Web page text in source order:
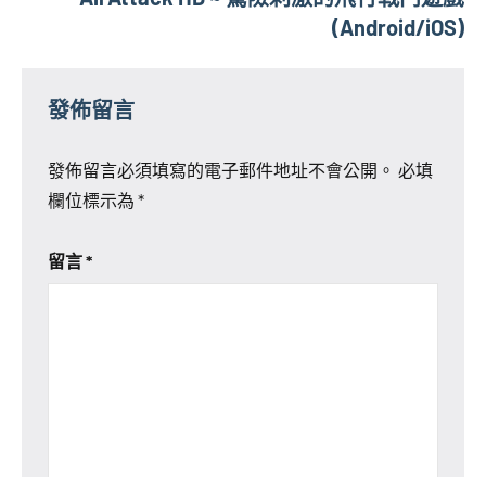
(Android/iOS)
發佈留言
發佈留言必須填寫的電子郵件地址不會公開。 必填
欄位標示為 *
留言*